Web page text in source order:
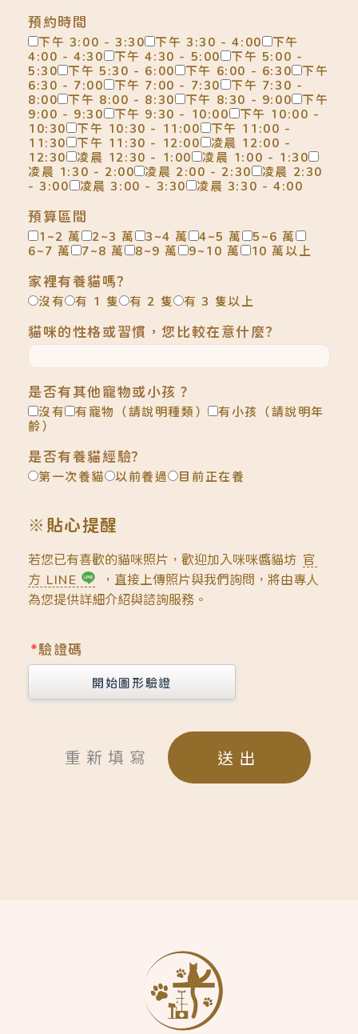
預約時間
下午 3:00 - 3:30 下午 3:30 - 4:00
下午
4:00 - 4:30
下午 4:30 - 5:00
下午 5:00 -
5:30
下午 5:30 - 6:00 下午 6:00 - 6:30
下午
6:30 - 7:00
下午 7:00 - 7:30
下午 7:30 -
8:00
下午 8:00 - 8:30 下午 8:30 - 9:00
下午
9:00 - 9:30
下午 9:30 - 10:00
下午 10:00 -
10:30
下午 10:30 - 11:00
下午 11:00 -
11:30
下午 11:30 - 12:00
凌晨 12:00 -
12:30
凌晨 12:30 - 1:00
凌晨 1:00 - 1:30
凌晨 1:30 - 2:00
凌晨 2:00 - 2:30
凌晨 2:30
- 3:00
凌晨 3:00 - 3:30 凌晨 3:30 - 4:00
預算區間
1~2 萬 2~3 萬 3~4 萬 4~5 萬
5~6 萬
6~7 萬
7~8 萬 8~9 萬 9~10 萬 10 萬以上
家裡有養貓嗎?
沒有 有 1 隻 有 2 隻 有 3 隻以上
貓咪的性格或習慣，您比較在意什麼?
是否有其他寵物或小孩？
沒有 有寵物（請說明種類）
有小孩（請說明年
齡）
是否有養貓經驗?
第一次養貓 以前養過 目前正在養
※貼心提醒
若您已有喜歡的貓咪照片，歡迎加入咪咪醬貓坊 官
方 LINE
，直接上傳照片與我們詢問，將由專人
為您提供詳細介紹與諮詢服務。
*驗證碼
開始圖形驗證